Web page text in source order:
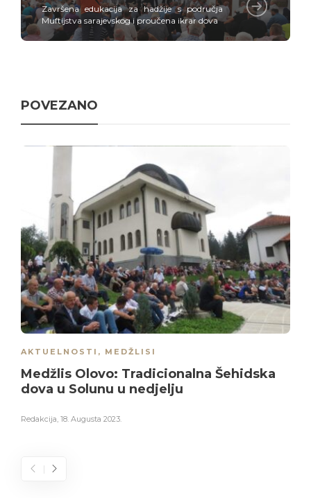
Završena edukacija za hadžije s područja
Muftijstva sarajevskog i proučena ikrar dova
POVEZANO
AKTUELNOSTI , MEDŽLISI
Medžlis Olovo: Tradicionalna Šehidska
dova u Solunu u nedjelju
Redakcija, 18. Augusta 2023.